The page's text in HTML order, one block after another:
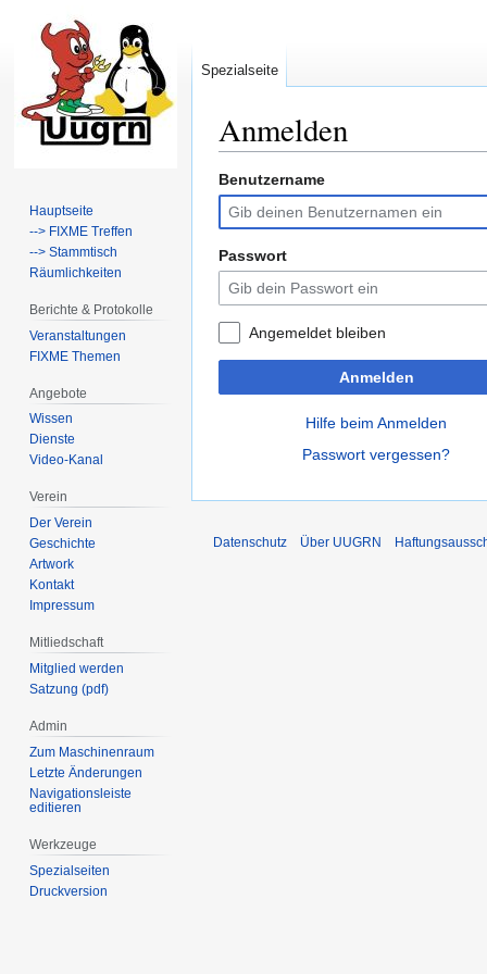
Anmelden
Zur
Navigation
springen
Zur
Suche
springen
Benutzername
Passwort
Angemeldet bleiben
Anmelden
Hilfe beim Anmelden
Passwort vergessen?
Spezialseite
Hauptseite
--> FIXME Treffen
--> Stammtisch
Räumlichkeiten
Berichte & Protokolle
Veranstaltungen
FIXME Themen
Angebote
Wissen
Dienste
Video-Kanal
Verein
Der Verein
Geschichte
Artwork
Kontakt
Impressum
Mitliedschaft
Mitglied werden
Satzung (pdf)
Admin
Zum Maschinenraum
Letzte Änderungen
Navigationsleiste
editieren
Werkzeuge
Spezialseiten
Druckversion
Datenschutz Über UUGRN